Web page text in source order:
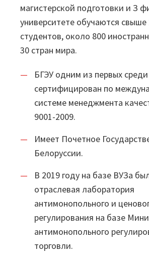
Кубок Loginom
Клиенты
Проекты
Отзывы
Блог
Партнеры
Партнерская программа
Партнерский портал
Академическая
Новости
магистерской подготовки и З
университете обучаются свыше
студентов, около 800
30 стран мира.
БГЭУ одним из первых
сертифицирован по
системе менеджмента
9001-2009.
Имеет Почетное
Белоруссии.
В 2019 году на базе ВУЗа
отраслевая лаборатория
антимонопольного и
регулирования на базе
антимонопольного
торговли.